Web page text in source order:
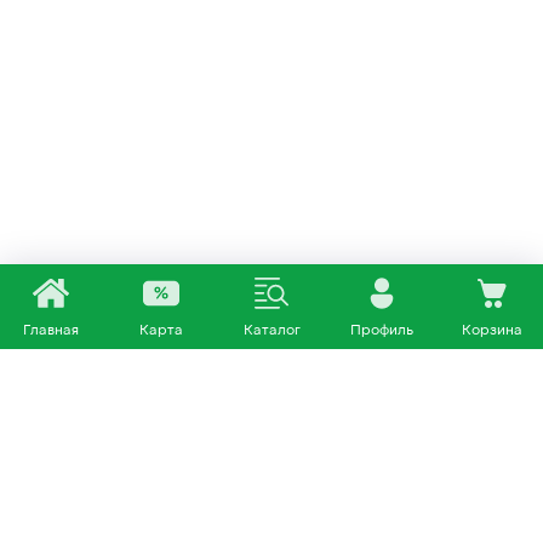
Главная Карта Каталог Профиль Корзина